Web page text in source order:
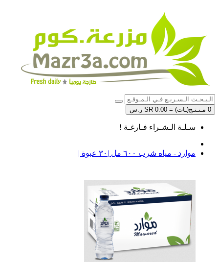
0 مـنـتـج(ـات) = SR 0.00 ر.س
سـلـة الـشـراء فـارغـة !
موارد - مياه شرب ٦٠٠ مل |٣٠ عبوة |